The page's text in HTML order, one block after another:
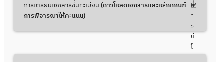
การเตรียมเอกสารขึ้นทะเบียน(ดาวโหลดเอกสารและหลักเกณฑ์
การพิจารณาให้คะแนน)
ด
า
ว
น์
โ